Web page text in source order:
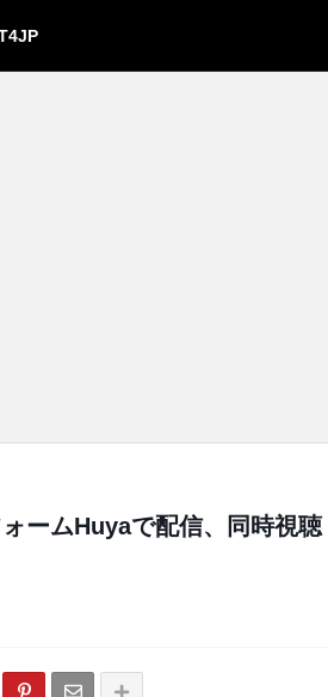
ームHuyaで配信、同時視聴